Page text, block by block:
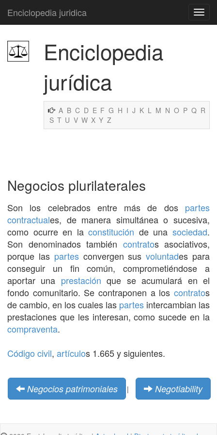
Enciclopedia juridica
Enciclopedia
jurídica
A B C D E F G H I J K L M N O P Q R
S T U V W X Y Z
Negocios plurilaterales
Son los celebrados entre más de dos partes
contractuales, de manera simultánea o sucesiva,
como ocurre en laconstitución de unasociedad.
Son denominados también contratos asociativos,
porque las partesconvergen susvoluntades para
conseguir un fin común, comprometiéndose a
aportar una prestación que se acumulará en el
fondo comunitario. Se contraponen a los contratos
de cambio, en los cuales las partes intercambian las
prestaciones que les interesan, como sucede en la
compraventa.
Código civil, artículos 1.665 y siguientes.
Negocios patrimoniales | Negotiability